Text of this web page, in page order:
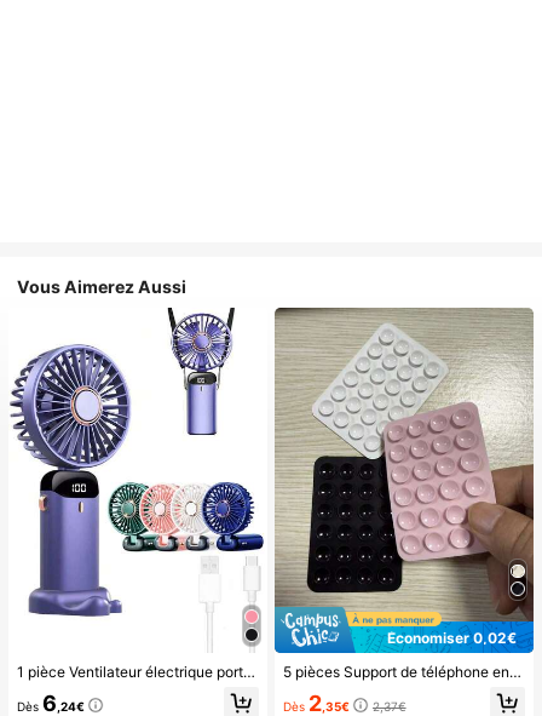
Vous Aimerez Aussi
1 pièce Ventilateur électrique portable mini, ventilateur portable rechargeable USB, ventilateur de cou, ventilateur USB, 5 réglages de vitesse, avec affichage numérique et cordon, ventilateur portable, ventilateur turbo, ventilateur de maquillage pour femmes, convient pour le bureau, le dortoir étudiant, 800mAh, voyage
Dès 6 ,24€
Économiser 0,02€
5 pièces Support de téléphone en silicone avec ventouse, support de téléphone à ventouse, support de téléphone adhésif, support de téléphone adhésif (Avant utilisation, veuillez nettoyer soigneusement la surface pour vous assurer qu'elle est propre et plate. Attendez 30 minutes après l'application avant de l'utiliser), indispensable
Dès 2,35€ 2,37€